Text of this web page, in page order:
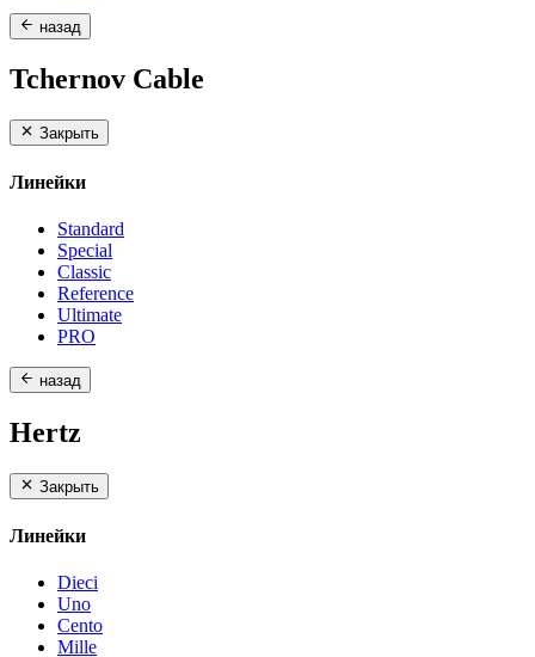
назад
Tchernov Cable
Закрыть
Линейки
Standard
Special
Classic
Reference
Ultimate
PRO
назад
Hertz
Закрыть
Линейки
Dieci
Uno
Cento
Mille